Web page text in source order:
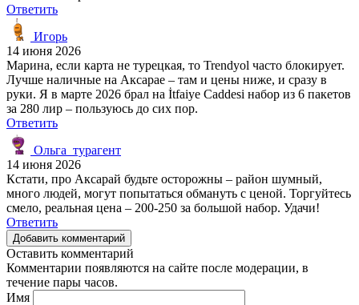
Ответить
Игорь
14 июня 2026
Марина, если карта не турецкая, то Trendyol часто блокирует.
Лучше наличные на Аксарае – там и цены ниже, и сразу в
руки. Я в марте 2026 брал на İtfaiye Caddesi набор из 6 пакетов
за 280 лир – пользуюсь до сих пор.
Ответить
Ольга_турагент
14 июня 2026
Кстати, про Аксарай будьте осторожны – район шумный,
много людей, могут попытаться обмануть с ценой. Торгуйтесь
смело, реальная цена – 200-250 за большой набор. Удачи!
Ответить
Добавить комментарий
Оставить комментарий
Комментарии появляются на сайте после модерации, в
течение пары часов.
Имя